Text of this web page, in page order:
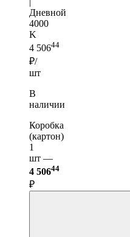
Дневной
4000
K
4 50644
₽/
шт
В
наличии
Коробка
(картон)
1
шт —
4 50644
₽